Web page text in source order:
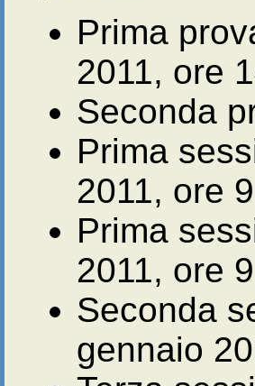
Prima
2011, ore
Seconda
Prima
2011, ore
Prima
2011, ore
Seconda
gennaio